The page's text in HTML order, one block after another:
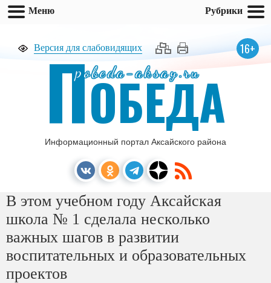
Версия для слабовидящих 16+
pobeda-aksay.ru
ПОБЕДА
Информационный портал Аксайского района
В этом учебном году Аксайская
школа № 1 сделала несколько
важных шагов в развитии
воспитательных и образовательных
проектов
Меню Рубрики